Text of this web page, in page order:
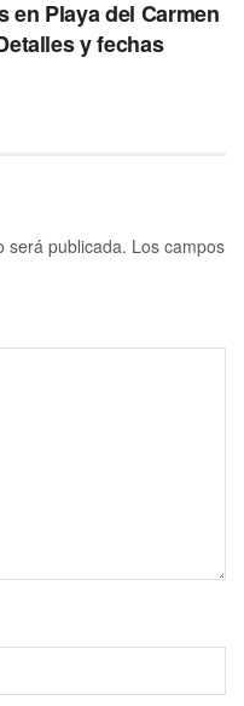
en Playa del Carmen
y fechas
será publicada. Los campos